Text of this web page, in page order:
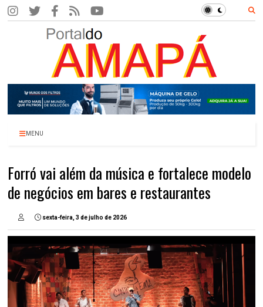
MENU
Forró vai além da música e fortalece modelo
de negócios em bares e restaurantes
sexta-feira, 3 de julho de 2026